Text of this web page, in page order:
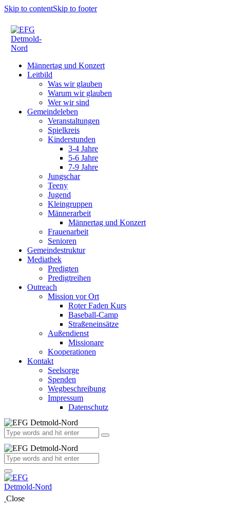
Skip to contentSkip to footer
Männertag und Konzert
Leitbild
Was wir glauben
Warum wir glauben
Wer wir sind
Gemeindeleben
Veranstaltungen
Spielkreis
Kinderstunden
3-4 Jahre
5-6 Jahre
7-9 Jahre
Jungschar
Teeny
Jugend
Kleingruppen
Männerarbeit
Männertag und Konzert
Frauenarbeit
Senioren
Gemeindestruktur
Mediathek
Predigten
Predigtreihen
Outreach
Mission vor Ort
Roter Faden Kurs
Baseball-Camp
Straßeneinsätze
Außendienst
Missionare
Kooperationen
Kontakt
Seelsorge
Spenden
Wegbeschreibung
Impressum
Datenschutz
Close